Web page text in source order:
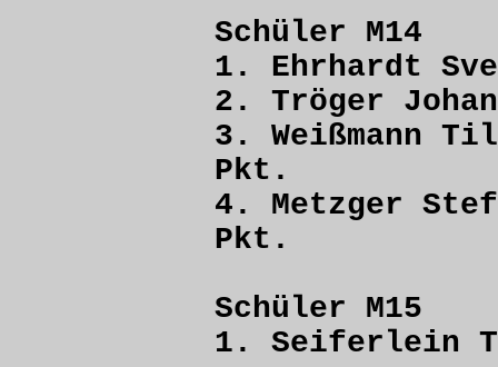
Schüler M14
1. Ehrhardt
2. Tröger
3.
Pkt.
4. Metzger
Pkt.
Schüler M15
1. Seiferlein